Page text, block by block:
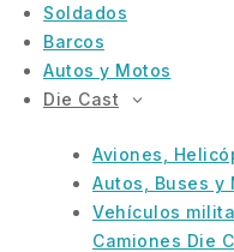
Soldados
Barcos
Autos y Motos
Die Cast
Aviones,
Autos, Buses y
Vehículos
Camiones Die